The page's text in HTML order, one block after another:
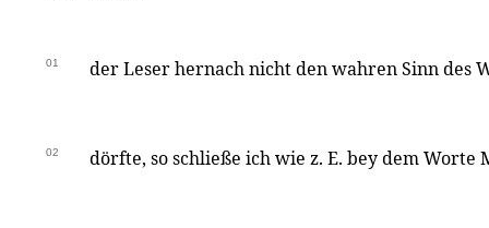
01 der Leser hernach nicht den wahren Sinn des
02 dörfte, so schließe ich wie z. E. bey dem Worte